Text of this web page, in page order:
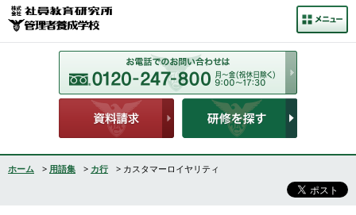
ホーム > 用語集 > カ行 > カスタマーロイヤリティ